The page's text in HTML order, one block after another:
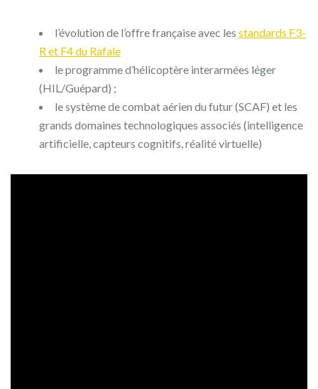
l’évolution de l’offre française avec les standards F3-
R et F4 du Rafale
le programme d’hélicoptère interarmées léger
(HIL/Guépard) ;
le système de combat aérien du futur (SCAF) et les
grands domaines technologiques associés (intelligence
artificielle, capteurs cognitifs, réalité virtuelle)